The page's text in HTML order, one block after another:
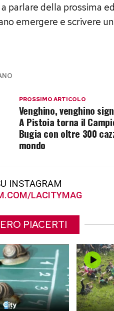
parlare della prossima
emergere e scrivere
PROSSIMO ARTICOLO
Venghino, venghino
A Pistoia torna il
Bugia con oltre 300
mondo
INSTAGRAM
LACITYMAG
PIACERTI